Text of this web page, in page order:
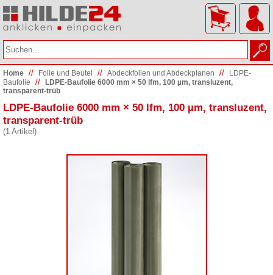
Home // Folie und Beutel // Abdeckfolien und Abdeckplanen //
LDPE-
Baufolie
//
LDPE-Baufolie 6000 mm × 50 lfm, 100 µm, transluzent,
transparent-trüb
LDPE-Baufolie 6000 mm × 50 lfm, 100 µm, transluzent,
transparent-trüb
(1 Artikel)